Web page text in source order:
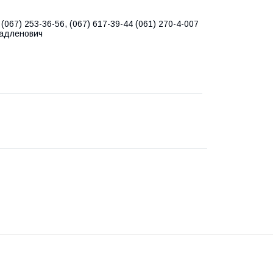
253-36-56, (067) 617-39-44 (061) 270-4-007